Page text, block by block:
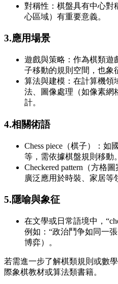
對稱性：棋盤具有中心對
心區域）有重要意義。
3.應用場景
遊戲與策略：作為棋類遊
子移動的規則空間，也象
算法與建模：在計算機領
法、圖像處理（如像素網
計。
4.相關術語
Chess piece（棋子）：如
等，需依據棋盤規則移動。
Checkered pattern（方格
廣泛應用於時裝、家居等
5.隱喻與象征
在文學或日常語境中，
例如：“政治鬥争如同一
博弈）。
若需進一步了解棋類規則或數
際象棋教材或算法類書籍。